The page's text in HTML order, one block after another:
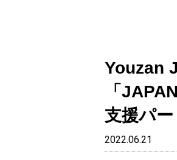
Youzan
「
支援パ
2022.06.21